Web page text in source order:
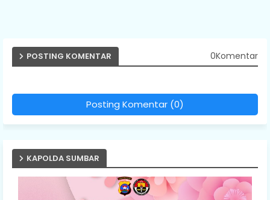
POSTING KOMENTAR 0Komentar
Posting Komentar (0)
KAPOLDA SUMBAR